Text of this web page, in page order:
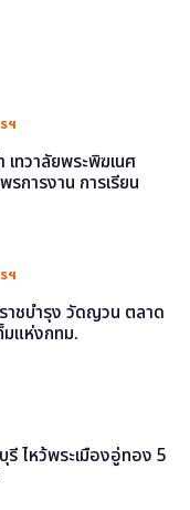
ฯ
เทวาลัยพระพิฆเนศ
การงาน การเรียน
ฯ
าชบำรุง วัดญวน ตลาด
มแห่งกทม.
ไหว้พระเมืองอู่ทอง 5